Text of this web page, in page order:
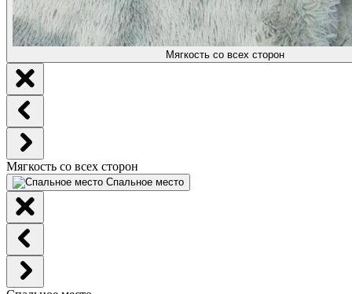
Мягкость со всех сторон
Мягкость со всех сторон
Спальное место